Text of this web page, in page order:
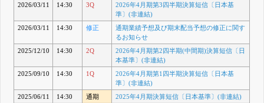
2026/03/11
14:30 3Q
2026年4月期第3四半期決算短信〔日本基
準〕(非連結)
2026/03/11
14:30 修正
通期業績予想及び期末配当予想の修正に関す
るお知らせ
2025/12/10
14:30 2Q
2026年4月期第2四半期(中間期)決算短信〔日
本基準〕(非連結)
2025/09/10
14:30 1Q
2026年4月期第1四半期決算短信〔日本基
準〕(非連結)
2025/06/11
14:30 通期
2025年4月期決算短信〔日本基準〕(非連結)